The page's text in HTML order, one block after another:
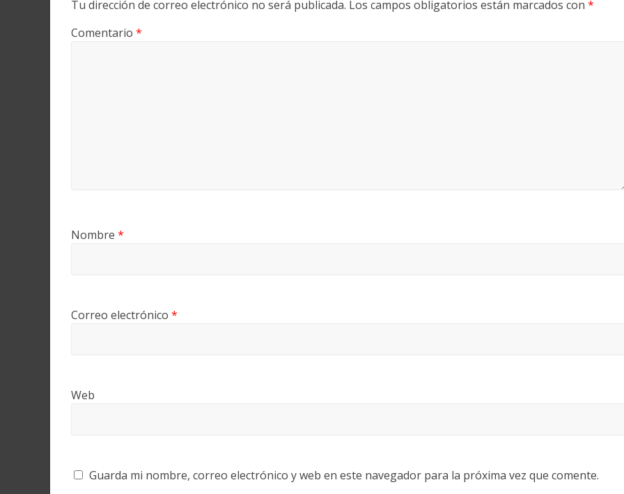
Tu dirección de correo electrónico no será publicada. Los campos obligatorios están marcados con *
Comentario *
Nombre *
Correo electrónico *
Web
Guarda mi nombre, correo electrónico y web en este navegador para la próxima vez que comente.